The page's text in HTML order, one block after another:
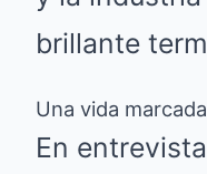
brillante
Una vida
En